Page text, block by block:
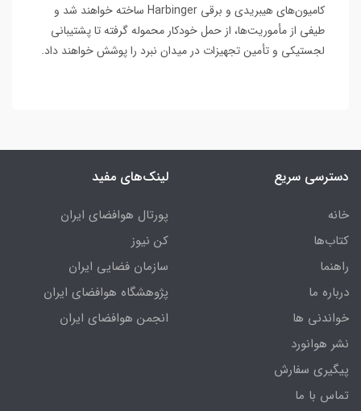
کامیون‌های هیبریدی و برقی Harbinger ساخته خواهند شد و
طیفی از مأموریت‌ها، از حمل خودکار محموله گرفته تا پشتیبانی
لجستیکی و تأمین تجهیزات در میدان نبرد را پوشش خواهند داد.
دسترسی سریع
خانه
کتاب‌ها
راهنما
درباره ما
خواندنی ها
نشر هوانورد
پیگیری سفارش
تماس با ما
لینک‌های مفید
پورتال هوافضای ایران
کن نیوز
سازمان فضایی ایران
پژوهشگاه هوافضای ایران
انجمن هوافضای ایران